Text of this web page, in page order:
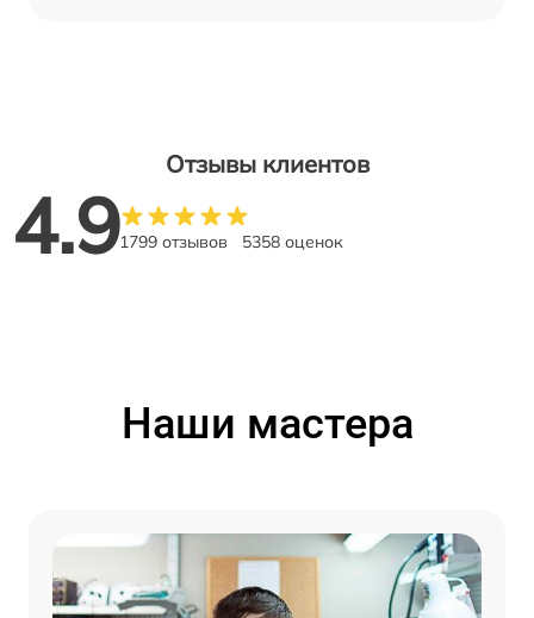
Отзывы клиентов
4.91799 отзывов 5358 оценок
Наши мастера